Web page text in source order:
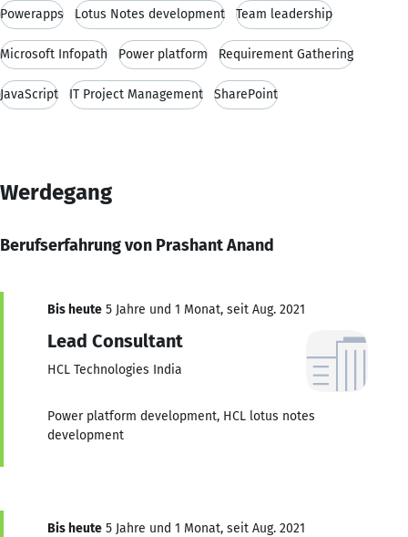
Powerapps Lotus Notes development Team leadership
Microsoft Infopath Power platform Requirement Gathering
JavaScript IT Project Management SharePoint
Werdegang
Berufserfahrung von Prashant Anand
Bis heute 5 Jahre und 1 Monat, seit Aug. 2021
Lead Consultant
HCL Technologies India
Power platform development, HCL lotus notes
development
Bis heute 5 Jahre und 1 Monat, seit Aug. 2021